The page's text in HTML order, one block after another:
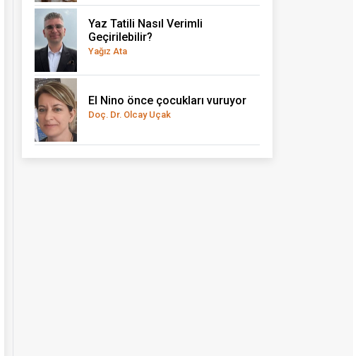
Yaz Tatili Nasıl Verimli
Geçirilebilir?
Yağız Ata
El Nino önce çocukları vuruyor
Doç. Dr. Olcay Uçak